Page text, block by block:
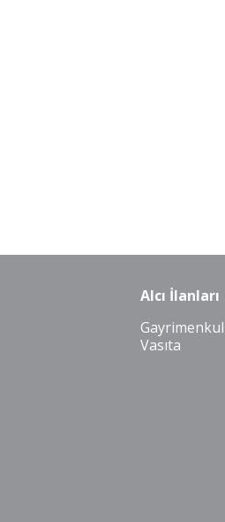
Alcı İlanları
Gayrimenkul
Vasıta